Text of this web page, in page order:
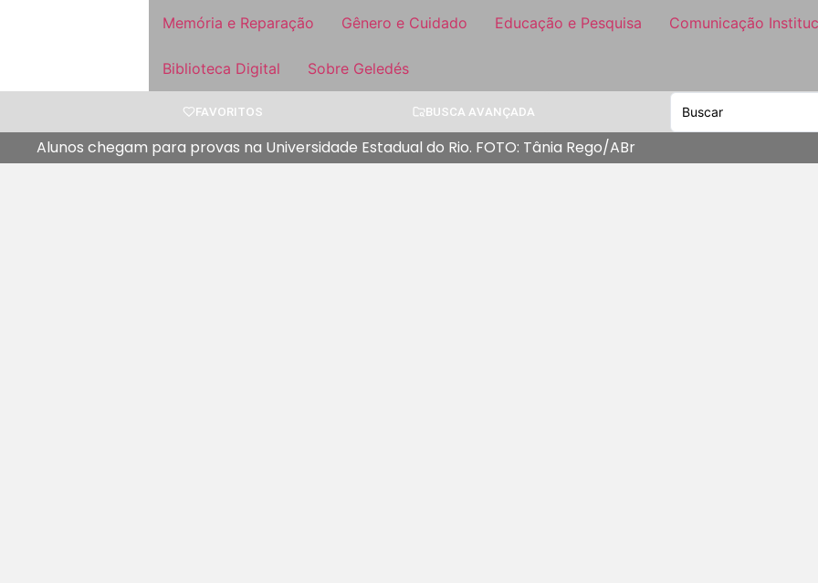
Memória e Reparação Gênero e Cuidado Educação e Pesquisa Comunicação
Biblioteca Digital Sobre Geledés
FAVORITOS BUSCA AVANÇADA
Alunos chegam para provas na Universidade Estadual do Rio. FOTO: Tânia Rego/ABr